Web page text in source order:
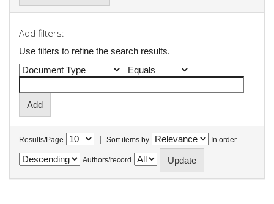
Add filters:
Use filters to refine the search results.
Results/Page | Sort items by In order
Authors/record